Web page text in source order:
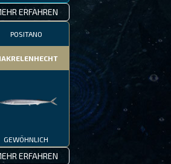
ERFAHREN
POSITANO
GEWÖHNLICH
ERFAHREN